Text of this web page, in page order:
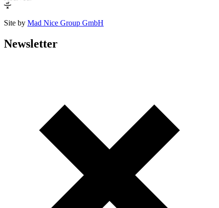
Site by Mad Nice Group GmbH
Newsletter